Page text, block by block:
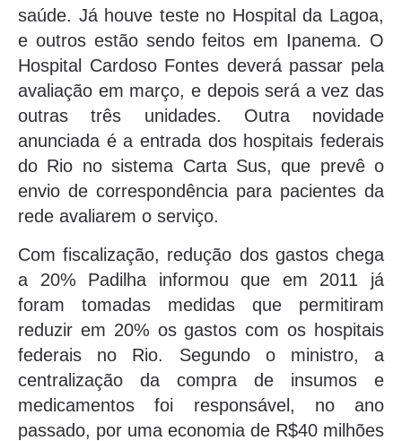
saúde. Já houve teste no Hospital da Lagoa,
e outros estão sendo feitos em Ipanema. O
Hospital Cardoso Fontes deverá passar pela
avaliação em março, e depois será a vez das
outras três unidades. Outra novidade
anunciada é a entrada dos hospitais federais
do Rio no sistema Carta Sus, que prevê o
envio de correspondência para pacientes da
rede avaliarem o serviço.
Com fiscalização, redução dos gastos chega
a 20% Padilha informou que em 2011 já
foram tomadas medidas que permitiram
reduzir em 20% os gastos com os hospitais
federais no Rio. Segundo o ministro, a
centralização da compra de insumos e
medicamentos foi responsável, no ano
passado, por uma economia de R$40 milhões